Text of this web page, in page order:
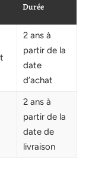
Durée
2 ans à
partir de la
date
d’achat
2 ans à
partir de la
date de
livraison